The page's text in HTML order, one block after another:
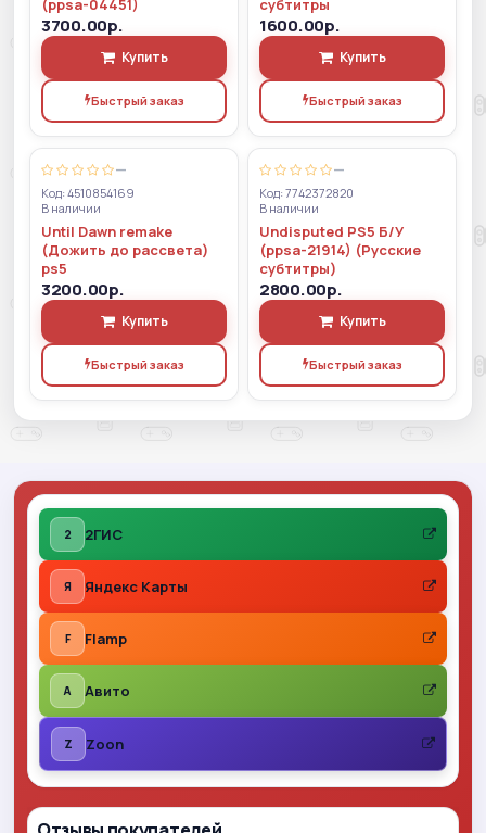
(ppsa-04451)
3700.00р.
Купить
Быстрый заказ
субтитры
1600.00р.
Купить
Быстрый заказ
—
Код: 4510854169
В наличии
Until Dawn remake
(Дожить до рассвета)
ps5
3200.00р.
Купить
Быстрый заказ
—
Код: 7742372820
В наличии
Undisputed PS5 Б/У
(ppsa-21914) (Русские
субтитры)
2800.00р.
Купить
Быстрый заказ
2 2ГИС
Я Яндекс Карты
F Flamp
A Авито
Z Zoon